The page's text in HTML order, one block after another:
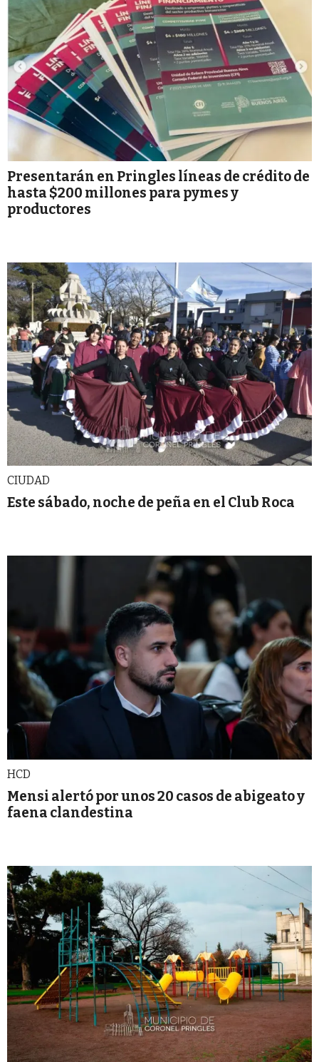
Presentarán en Pringles líneas de crédito de
hasta $200 millones para pymes y
productores
CIUDAD
Este sábado, noche de peña en el Club Roca
HCD
Mensi alertó por unos 20 casos de abigeato y
faena clandestina